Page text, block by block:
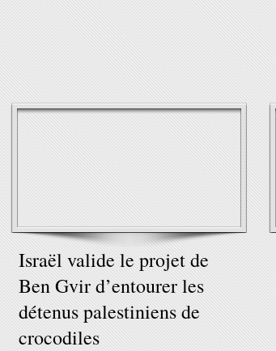
Israël valide le projet de
Ben Gvir d’entourer les
détenus palestiniens de
crocodiles